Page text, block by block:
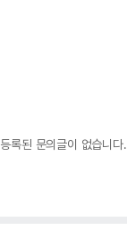
등록된 문의글이 없습니다.